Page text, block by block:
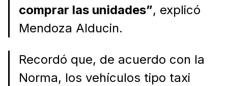
comprar las unidades”, explicó
Mendoza Alducin.
Recordó que, de acuerdo con la
Norma, los vehículos tipo taxi